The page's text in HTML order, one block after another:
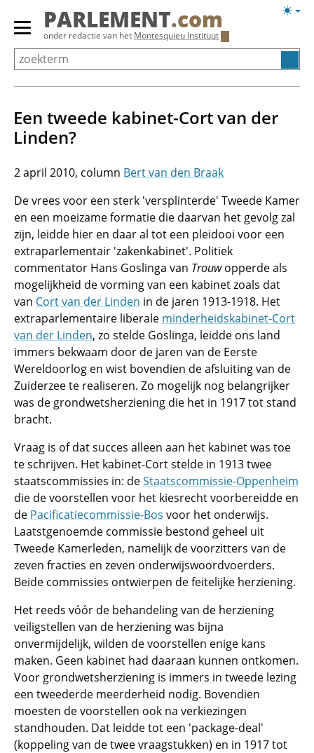
Overslaan
Primair
menu
tonen/verbergen
PARLEMENT.com
onder redactie van het Montesquieu Instituut
Een tweede kabinet-Cort van der
Linden?
2 april 2010
Bert van den Braak
De vrees voor een sterk 'versplinterde' Tweede Kamer
en een moeizame formatie die daarvan het gevolg zal
zijn, leidde hier en daar al tot een pleidooi voor een
extraparlementair 'zakenkabinet'. Politiek
commentator Hans Goslinga van Trouwopperde als
mogelijkheid de vorming van een kabinet zoals dat
van Cort van der Linden in de jaren 1913-1918. Het
extraparlementaire liberale minderheidskabinet-Cort
van der Linden, zo stelde Goslinga, leidde ons land
immers bekwaam door de jaren van de Eerste
Wereldoorlog en wist bovendien de afsluiting van de
Zuiderzee te realiseren. Zo mogelijk nog belangrijker
was de grondwetsherziening die het in 1917 tot stand
bracht.
Vraag is of dat succes alleen aan het kabinet was toe
te schrijven. Het kabinet-Cort stelde in 1913 twee
staatscommissies in: deStaatscommissie-Oppenheim
die de voorstellen voor het kiesrecht voorbereidde en
de Pacificatiecommissie-Bos voor het onderwijs.
Laatstgenoemde commissie bestond geheel uit
Tweede Kamerleden, namelijk de voorzitters van de
zeven fracties en zeven onderwijswoordvoerders.
Beide commissies ontwierpen de feitelijke herziening.
Het reeds vóór de behandeling van de herziening
veiligstellen van de herziening was bijna
onvermijdelijk, wilden de voorstellen enige kans
maken. Geen kabinet had daaraan kunnen ontkomen.
Voor grondwetsherziening is immers in tweede lezing
een tweederde meerderheid nodig. Bovendien
moesten de voorstellen ook na verkiezingen
standhouden. Dat leidde tot een 'package-deal'
(koppeling van de twee vraagstukken) en in 1917 tot